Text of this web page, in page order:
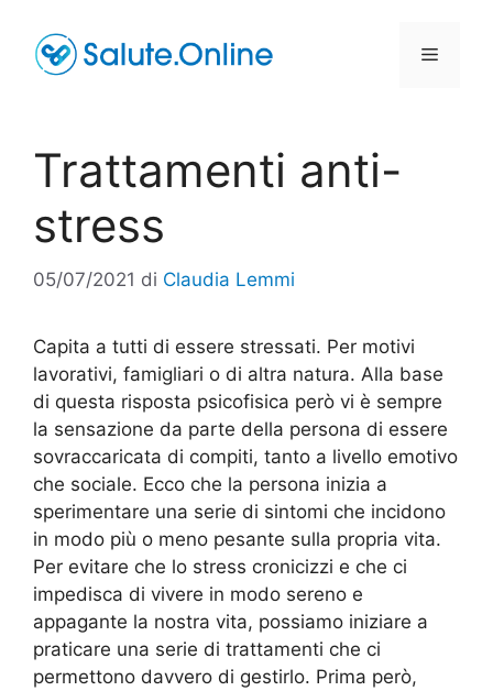
contenuto
Menu
Trattamenti anti-
stress
05/07/2021 di Claudia Lemmi
Capita a tutti di essere stressati. Per motivi
lavorativi, famigliari o di altra natura. Alla base
di questa risposta psicofisica però vi è sempre
la sensazione da parte della persona di essere
sovraccaricata di compiti, tanto a livello emotivo
che sociale. Ecco che la persona inizia a
sperimentare una serie di sintomi che incidono
in modo più o meno pesante sulla propria vita.
Per evitare che lo stress cronicizzi e che ci
impedisca di vivere in modo sereno e
appagante la nostra vita, possiamo iniziare a
praticare una serie di trattamenti che ci
permettono davvero di gestirlo. Prima però,